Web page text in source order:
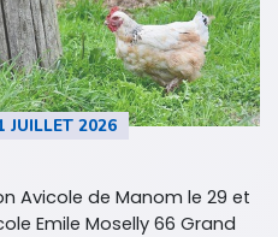
JUILLET 2026
Avicole de Manom le 29 et
Emile Moselly 66 Grand